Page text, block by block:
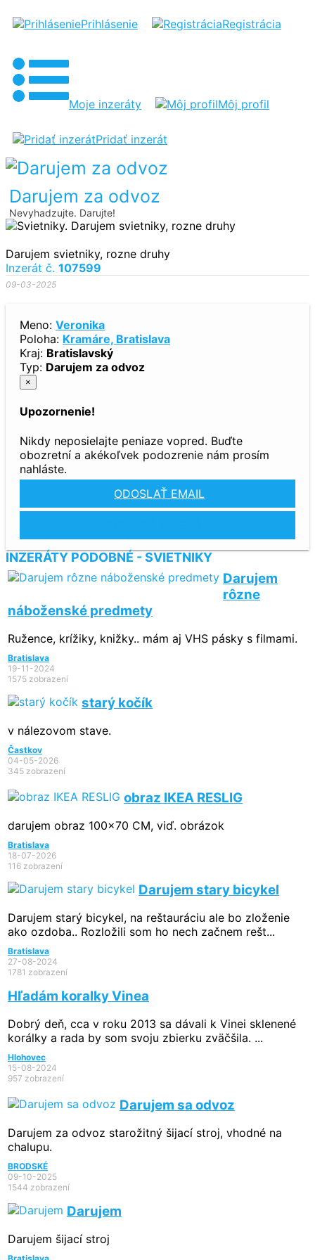
Prihlásenie Registrácia
Moje inzeráty Môj profil
Pridať inzerát
Darujem za odvoz
Nevyhadzujte. Darujte!
SVIETNIKY
Darujem svietniky, rozne druhy
Inzerát č. 107599
09-03-2025
Meno: Veronika
Poloha: Kramáre, Bratislava
Kraj: Bratislavský
Typ: Darujem za odvoz
×
Upozornenie!
Nikdy neposielajte peniaze vopred. Buďte
obozretní a akékoľvek podozrenie nám prosím
nahláste.
ODOSLAŤ EMAIL
INZERÁTY PODOBNÉ - SVIETNIKY
Darujem
rôzne
náboženské predmety
Ružence, krížiky, knižky.. mám aj VHS pásky s filmami.
Bratislava
19-11-2024
1575 zobrazení
starý kočík
v nálezovom stave.
Častkov
04-05-2026
345 zobrazení
obraz IKEA RESLIG
darujem obraz 100x70 CM, viď. obrázok
Bratislava
18-07-2026
116 zobrazení
Darujem stary bicykel
Darujem starý bicykel, na reštauráciu ale bo zloženie
ako ozdoba.. Rozložili som ho nech začnem rešt...
Bratislava
27-08-2024
1781 zobrazení
Hľadám koralky Vinea
Dobrý deň, cca v roku 2013 sa dávali k Vinei sklenené
korálky a rada by som svoju zbierku zväčšila. ...
Hlohovec
15-08-2024
957 zobrazení
Darujem sa odvoz
Darujem za odvoz starožitný šijací stroj, vhodné na
chalupu.
BRODSKÉ
09-10-2025
1544 zobrazení
Darujem
Darujem šijací stroj